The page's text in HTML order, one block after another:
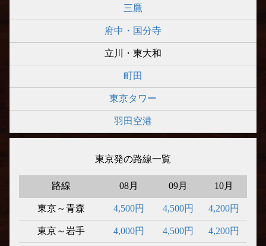
三鷹
府中・国分寺
立川・東大和
町田
東京タワー
羽田空港
東京発の路線一覧
路線 08月 09月 10月
東京～青森 4,500円 4,500円 4,200円
東京～岩手 4,000円 4,500円 4,200円